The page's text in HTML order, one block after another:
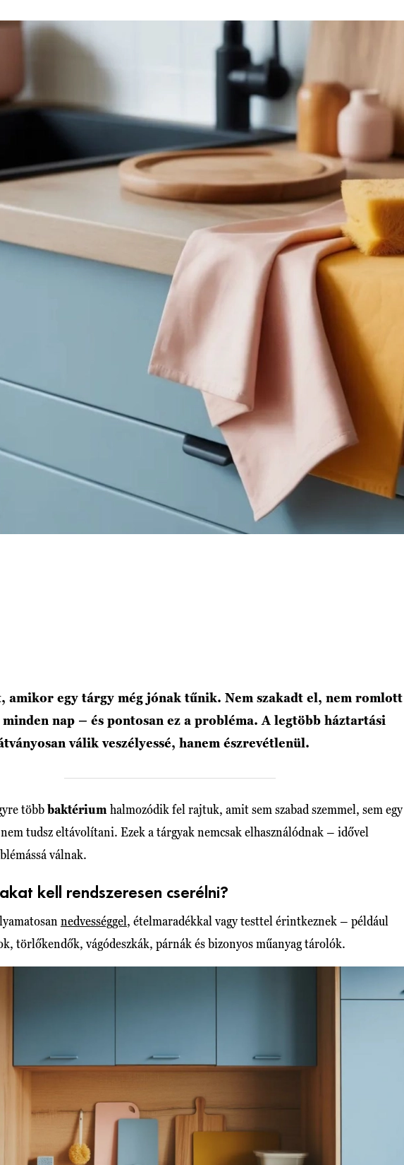
amikor egy tárgy még jónak tűnik. Nem szakadt el, nem romlott
nap – és pontosan ez a probléma. A legtöbb háztartási
válik veszélyessé, hanem észrevétlenül.
többbaktérium halmozódik fel rajtuk, amit sem szabad szemmel, sem egy
nem tudsz eltávolítani. Ezek a tárgyak nemcsak elhasználódnak – idővel
válnak.
kell rendszeresen cserélni?
nedvességgel, ételmaradékkal vagy testtel érintkeznek – például
törlőkendők, vágódeszkák, párnák és bizonyos műanyag tárolók.